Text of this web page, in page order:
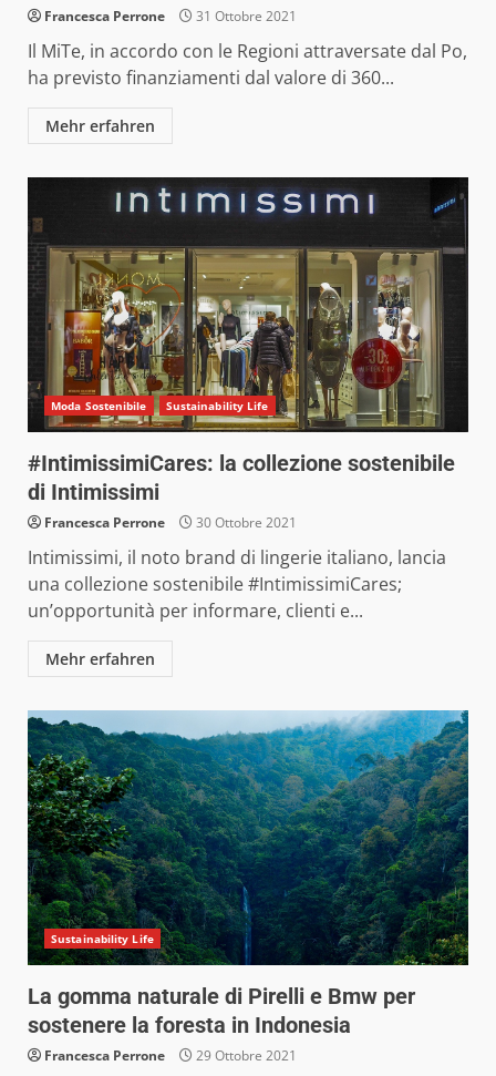
Francesca Perrone 31 Ottobre 2021
Il MiTe, in accordo con le Regioni attraversate dal Po,
ha previsto finanziamenti dal valore di 360...
Mehr erfahren
Moda Sostenibile Sustainability Life
#IntimissimiCares: la collezione sostenibile
di Intimissimi
Francesca Perrone 30 Ottobre 2021
Intimissimi, il noto brand di lingerie italiano, lancia
una collezione sostenibile #IntimissimiCares;
un’opportunità per informare, clienti e...
Mehr erfahren
Sustainability Life
La gomma naturale di Pirelli e Bmw per
sostenere la foresta in Indonesia
Francesca Perrone 29 Ottobre 2021